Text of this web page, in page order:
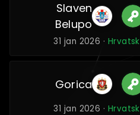
Slaven
Belupo
31 jan 2026 ·
Gorica
31 jan 2026 ·